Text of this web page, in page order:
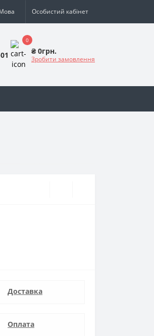
Особистий кабінет
0
₴ 0грн.
Зробити замовлення
Доставка
Оплата